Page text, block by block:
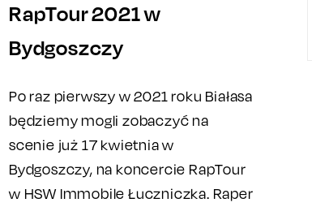
RapTour 2021 w
Bydgoszczy
Po raz pierwszy w 2021 roku Białasa
będziemy mogli zobaczyć na
scenie już 17 kwietnia w
Bydgoszczy, na koncercie RapTour
w HSW Immobile Łuczniczka. Raper